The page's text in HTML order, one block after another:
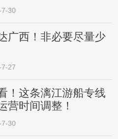
7-30
广西！非必要尽量少
7-27
！这条漓江游船专线
营时间调整！
7-30